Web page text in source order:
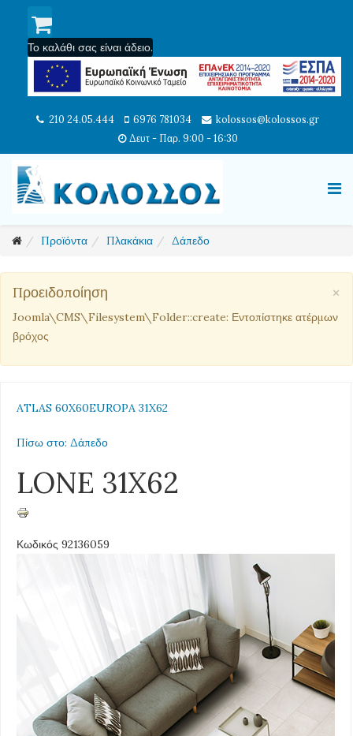
Το καλάθι σας είναι άδειο.
210 24.05.444 6976 781034
kolossos@kolossos.gr
Δευτ - Παρ. 9:00 - 16:30
Προϊόντα Πλακάκια Δάπεδο
×
Προειδοποίηση
Joomla\CMS\Filesystem\Folder::create: Εντοπίστηκε ατέρμων
βρόχος
ATLAS 60X60EUROPA 31X62
Πίσω στο: Δάπεδο
LONE 31X62
Κωδικός 92136059